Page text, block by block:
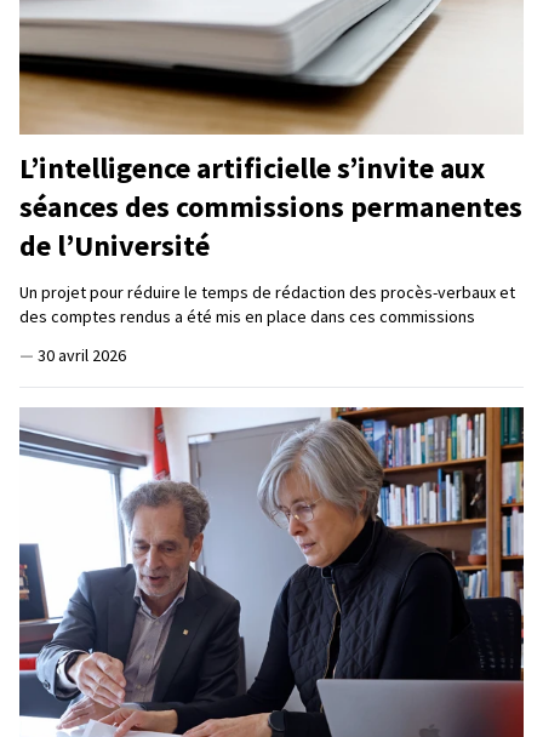
L’intelligence artificielle s’invite aux
séances des commissions permanentes
de l’Université
Un projet pour réduire le temps de rédaction des procès-verbaux et
des comptes rendus a été mis en place dans ces commissions
— 30 avril 2026